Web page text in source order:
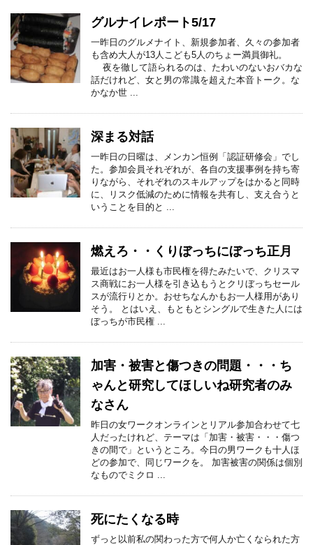
グルナイレポート5/17
一昨日のグルメナイト、新規参加者、久々の参加者
も含め大人が13人こども5人のちょー満員御礼。
夜を徹して語られるのは、たわいのないおバカな
話だけれど、女と男の常識を超えた本音トーク。な
かなか世 ...
深まる対話
一昨日の日曜は、メンカン恒例「認証研修会」でし
た。参加会員それぞれが、各自の支援事例を持ち寄
りながら、それぞれのスキルアップをはかると同時
に、リスク低減のために情報を共有し、支え合うと
いうことを目的と ...
燃えろ・・くりぼっちにぼっち正月
最近はお一人様も市民権を得たみたいで、クリスマ
ス商戦にお一人様を引き込もうとクリぼっちセール
スが流行りとか。おせちなんかもお一人様用があり
そう。 とはいえ、もともとシングルで生きた人には
ぼっちが市民権 ...
加害・被害と傷つきの問題・・・ち
ゃんと研究してほしいね研究者のみ
なさん
昨日の女ワークオンラインとリアル参加合わせて七
人だったけれど、テーマは「加害・被害・・・傷つ
きの間で」というところ。今日の男ワークも十人ほ
どの参加で、同じワークを。 加害被害の関係は個別
なものでミクロ ...
死にたくなる時
ずっと以前私の関わった方で何人か亡くなられた方